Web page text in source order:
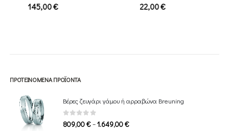
22,00 3.190,00
ΠΡΟΤΕΙΝΌΜΕΝΑ ΠΡΟΪΌΝΤΑ
Βέρες ζευγάρι γάμου ή αρραβώνα Breuning
0 out of 5
809,00€–1.649,00€Price